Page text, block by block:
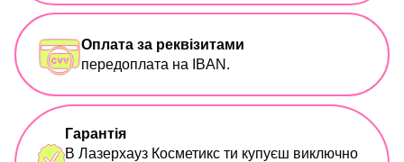
Оплата за реквізитами
передоплата на IBAN.
Гарантія
В Лазерхауз Косметикс ти купуєш виключно